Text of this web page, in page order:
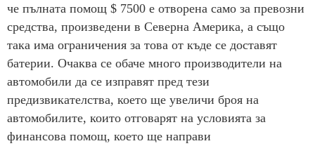
че пълната помощ $ 7500 е отворена само за превозни
средства, произведени в Северна Америка, а също
така има ограничения за това от къде се доставят
батерии. Очаква се обаче много производители на
автомобили да се изправят пред тези
предизвикателства, което ще увеличи броя на
автомобилите, които отговарят на условията за
финансова помощ, което ще направи